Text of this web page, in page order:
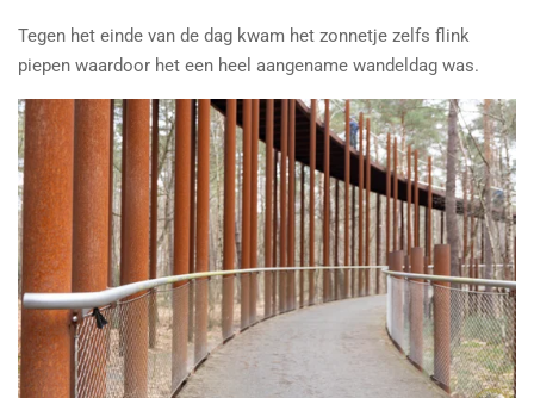
Tegen het einde van de dag kwam het zonnetje zelfs flink
piepen waardoor het een heel aangename wandeldag was.